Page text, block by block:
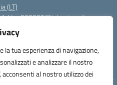
la tua esperienza di navigazione,
e analizzare il nostro
acconsenti al nostro utilizzo dei
(LT)
Ltps060002@istruzione.it
Ltps060002@pec.istruzione.it